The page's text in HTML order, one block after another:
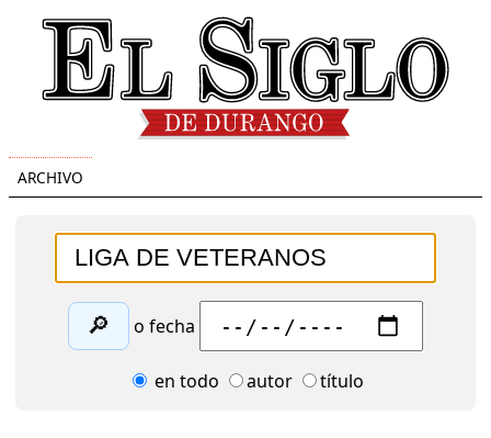
ARCHIVO
🔎 o fecha
en todo autor título